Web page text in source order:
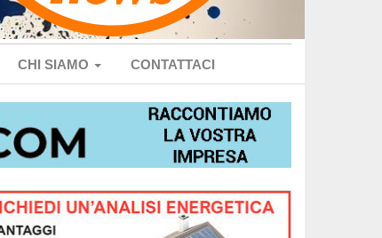
CHI SIAMO CONTATTACI